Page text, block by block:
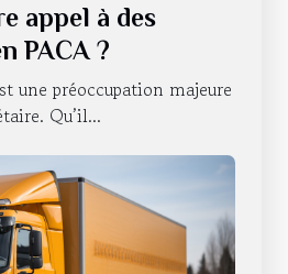
appel à des
PACA ?
une préoccupation majeure
Qu’il...